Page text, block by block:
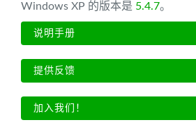
Windows XP 的版本是 5.4.7。
说明手册
提供反馈
加入我们！